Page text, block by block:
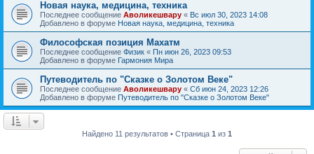
Новая наука, медицина, техника
Последнее сообщение Аволикешвару « Вс июл 30, 2023 14:08
Добавлено в форуме Новая наука, медицина, техника
Философская позиция Махатм
Последнее сообщение Физик « Пн июн 26, 2023 09:53
Добавлено в форуме Гармония Мира
Путеводитель по "Сказке о Золотом Веке"
Последнее сообщение Аволикешвару « Сб июн 24, 2023 12:26
Добавлено в форуме Путеводитель по "Сказке о Золотом Веке"
Найдено 11 результатов • Страница 1 из 1